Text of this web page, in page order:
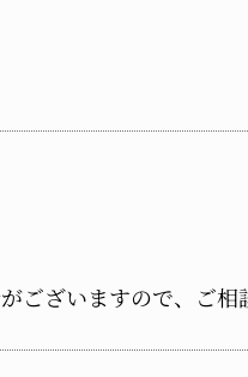
ございますので、ご相